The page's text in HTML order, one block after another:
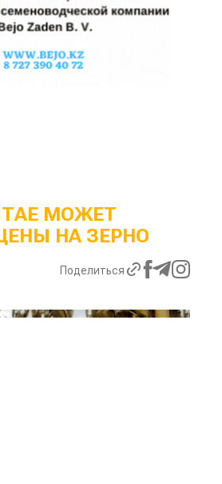
МОЖЕТ
НА ЗЕРНО
Поделиться